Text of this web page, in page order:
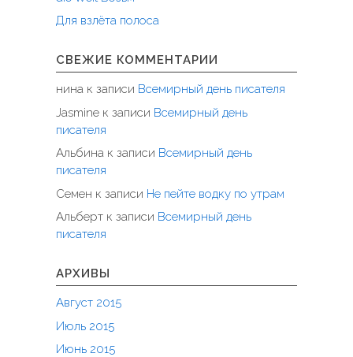
Для взлёта полоса
СВЕЖИЕ КОММЕНТАРИИ
нина к записи Всемирный день писателя
Jasmine к записи Всемирный день
писателя
Альбина к записи Всемирный день
писателя
Семен к записи Не пейте водку по утрам
Альберт к записи Всемирный день
писателя
АРХИВЫ
Август 2015
Июль 2015
Июнь 2015